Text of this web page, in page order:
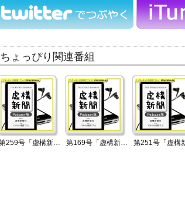
ちょっぴり関連番組